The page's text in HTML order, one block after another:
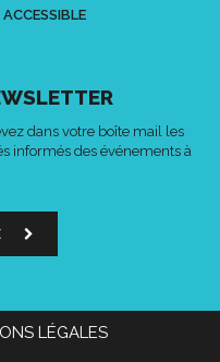
dans votre boîte mail les
informés des événements à
LÉGALES